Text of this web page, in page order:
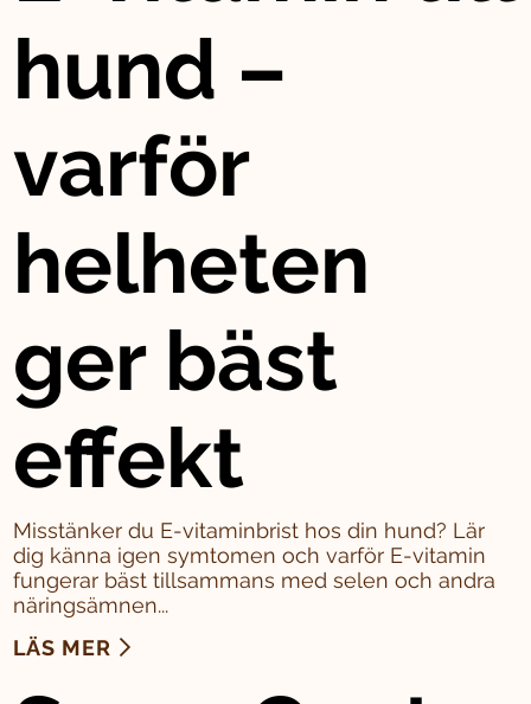
hund –
varför
helheten
ger bäst
effekt
Misstänker du E-vitaminbrist hos din hund? Lär
dig känna igen symtomen och varför E-vitamin
fungerar bäst tillsammans med selen och andra
näringsämnen...
LÄS MER